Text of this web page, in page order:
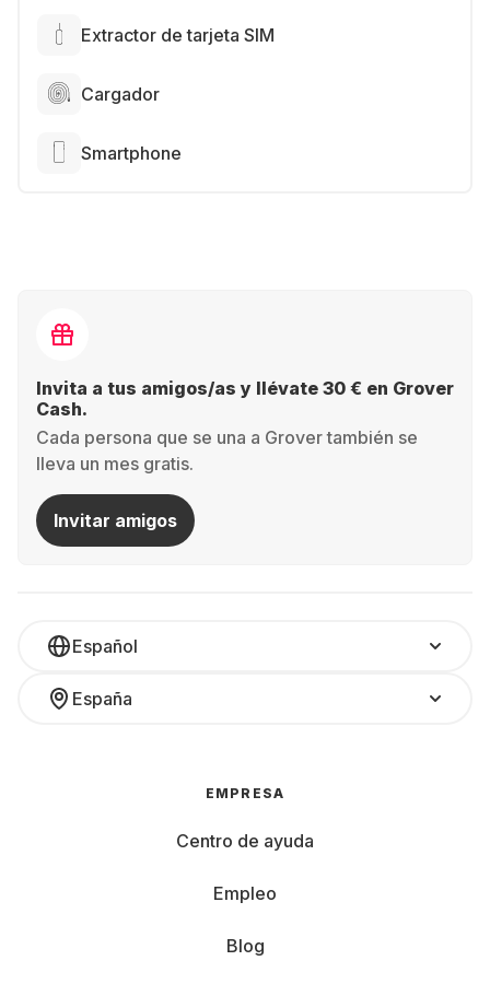
Extractor de tarjeta SIM
Cargador
Smartphone
Invita a tus amigos/as y llévate 30 € en Grover
Cash.
Cada persona que se una a Grover también se
lleva un mes gratis.
Invitar amigos
Español
España
EMPRESA
Centro de ayuda
Empleo
Blog